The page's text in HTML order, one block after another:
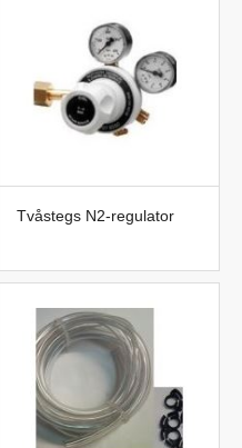
Tvåstegs N2-regulator